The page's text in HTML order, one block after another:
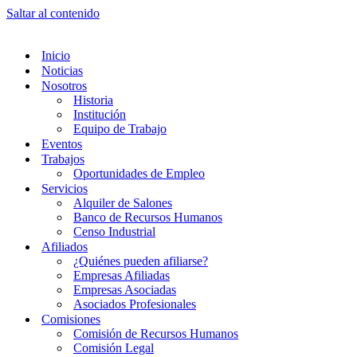
Saltar al contenido
Inicio
Noticias
Nosotros
Historia
Institución
Equipo de Trabajo
Eventos
Trabajos
Oportunidades de Empleo
Servicios
Alquiler de Salones
Banco de Recursos Humanos
Censo Industrial
Afiliados
¿Quiénes pueden afiliarse?
Empresas Afiliadas
Empresas Asociadas
Asociados Profesionales
Comisiones
Comisión de Recursos Humanos
Comisión Legal